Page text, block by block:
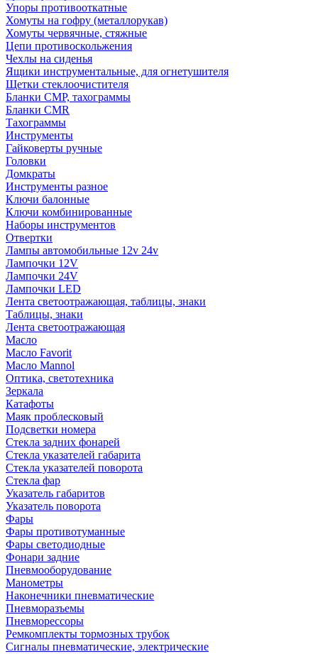
Упоры противооткатные
Хомуты на гофру (металлорукав)
Хомуты червячные, стяжные
Цепи противоскольжения
Чехлы на сиденья
Ящики инструментальные, для огнетушителя
Щетки стеклоочистителя
Бланки СМР, тахограммы
Бланки CMR
Тахограммы
Инструменты
Гайковерты ручные
Головки
Домкраты
Инструменты разное
Ключи балонные
Ключи комбинированные
Наборы инструментов
Отвертки
Лампы автомобильные 12v 24v
Лампочки 12V
Лампочки 24V
Лампочки LED
Лента светоотражающая, таблицы, знаки
Таблицы, знаки
Лента светоотражающая
Масло
Масло Favorit
Масло Mannol
Оптика, светотехника
Зеркала
Катафоты
Маяк проблесковый
Подсветки номера
Стекла задних фонарей
Стекла указателей габарита
Стекла указателей поворота
Стекла фар
Указатель габаритов
Указатель поворота
Фары
Фары противотуманные
Фары светодиодные
Фонари задние
Пневмооборудование
Манометры
Наконечники пневматические
Пневморазъемы
Пневморессоры
Ремкомплекты тормозных трубок
Сигналы пневматические, электрические